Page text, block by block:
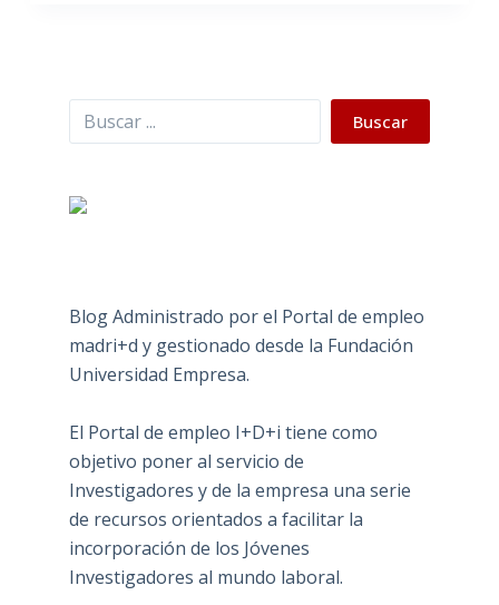
Buscar Buscar
Blog Administrado por el Portal de empleo
madri+d y gestionado desde la Fundación
Universidad Empresa.
El Portal de empleo I+D+i tiene como
objetivo poner al servicio de
Investigadores y de la empresa una serie
de recursos orientados a facilitar la
incorporación de los Jóvenes
Investigadores al mundo laboral.